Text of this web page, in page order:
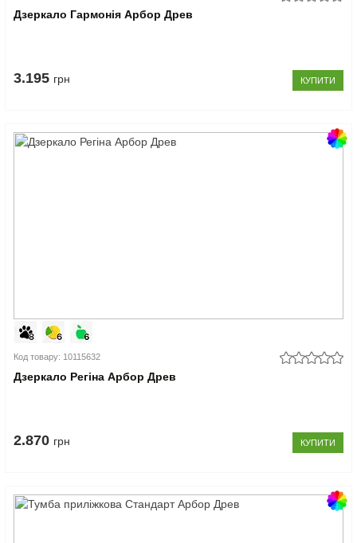
Дзеркало Гармонія Арбор Древ
3.195 грн КУПИТИ
Код товару: 10115632
Дзеркало Регіна Арбор Древ
2.870 грн КУПИТИ